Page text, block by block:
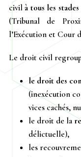
civilà tous les stades
(Tribunal de
l’Exécution et Cour
Le droit civil
le droit des
(inexécution
vices cachés,
le droit de la
délictuelle),
les